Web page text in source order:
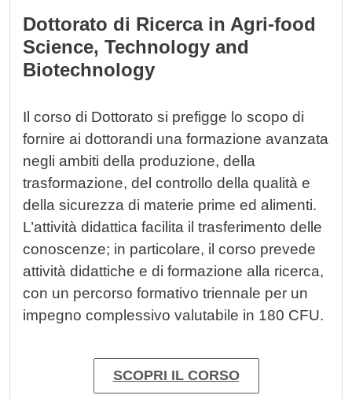
Dottorato di Ricerca in Agri-food
Science, Technology and
Biotechnology
Il corso di Dottorato si prefigge lo scopo di
fornire ai dottorandi una formazione avanzata
negli ambiti della produzione, della
trasformazione, del controllo della qualità e
della sicurezza di materie prime ed alimenti.
L’attività didattica facilita il trasferimento delle
conoscenze; in particolare, il corso prevede
attività didattiche e di formazione alla ricerca,
con un percorso formativo triennale per un
impegno complessivo valutabile in 180 CFU.
SCOPRI IL CORSO